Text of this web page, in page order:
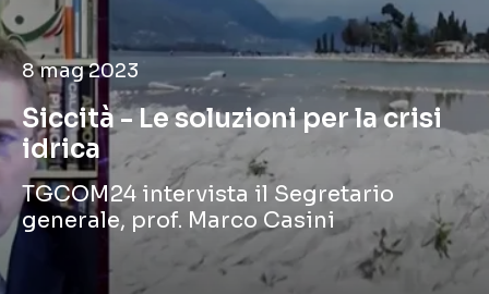
8 mag 2023
Siccità - Le soluzioni per la crisi
idrica
TGCOM24 intervista il Segretario
generale, prof. Marco Casini